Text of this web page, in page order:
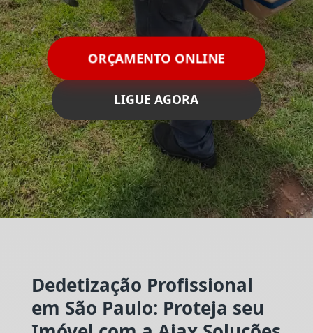
ORÇAMENTO ONLINE
LIGUE AGORA
Dedetização Profissional
em São Paulo: Proteja seu